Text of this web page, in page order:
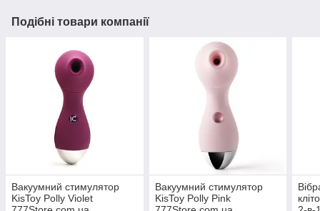
Подібні товари компанії
Вакуумний стимулятор
KisToy Polly Violet
Вакуумний стимулятор
KisToy Polly Pink